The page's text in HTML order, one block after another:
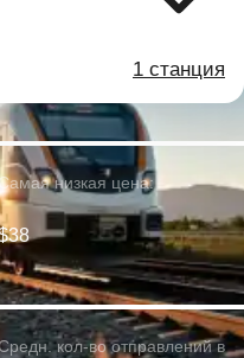
1 станция
низкая цена:
кол-во отправлений в